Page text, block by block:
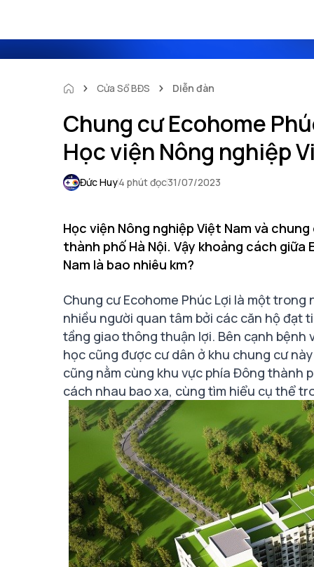
Cửa Sổ BĐS Diễn đàn
Chung cư Ecohome
Học viện Nông nghiệp
Đức Huy4 phút đọc31/07/2023
Học viện Nông nghiệp Việt Nam và
thành phố Hà Nội. Vậy khoảng cách
Nam là bao nhiêu km?
Chung cư Ecohome Phúc Lợi là một
nhiều người quan tâm bởi các căn hộ đạt
tầng giao thông thuận lợi. Bên cạnh bệnh
học cũng được cư dân ở khu chung cư
cũng nằm cùng khu vực phía Đông thành
cách nhau bao xa, cùng tìm hiểu cụ thể